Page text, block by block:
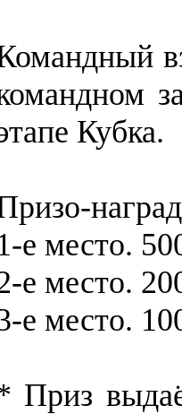
Кубка.
е место.
е место.
е место.
Приз